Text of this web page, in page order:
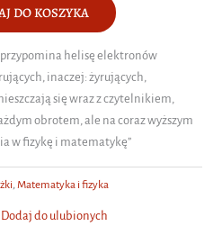
DO KOSZYKA
helisę elektronów
inaczej: żyrujących,
się wraz z czytelnikiem,
obrotem, ale na coraz wyższym
w fizykę i matematykę”
, Matematyka i fizyka
Dodaj do ulubionych